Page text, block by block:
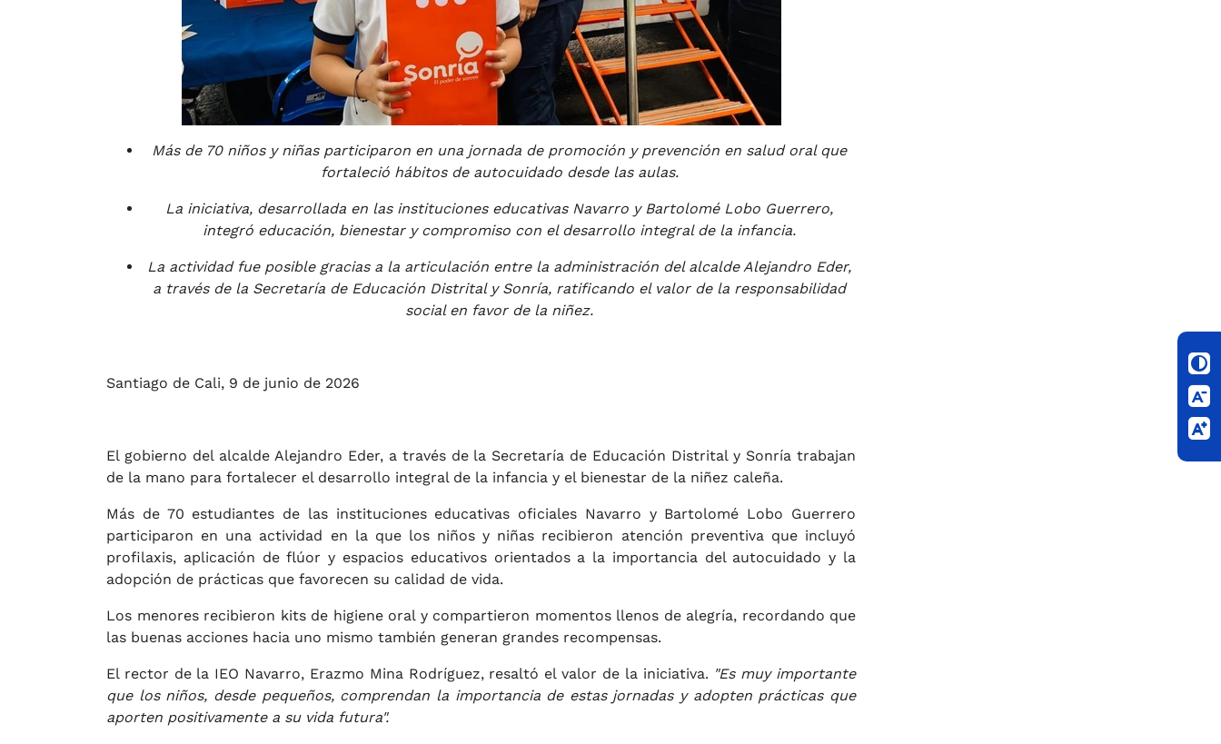
Más de 70 niños y niñas participaron en una jornada de promoción y prevención en salud oral que
fortaleció hábitos de autocuidado desde las aulas.
La iniciativa, desarrollada en las instituciones educativas Navarro y Bartolomé Lobo Guerrero,
integró educación, bienestar y compromiso con el desarrollo integral de la infancia.
La actividad fue posible gracias a la articulación entre la administración del alcalde Alejandro Eder,
a través de la Secretaría de Educación Distrital y Sonría, ratificando el valor de la responsabilidad
social en favor de la niñez.
Santiago de Cali, 9 de junio de 2026
El gobierno del alcalde Alejandro Eder, a través de la Secretaría de Educación Distrital y Sonría trabajan
de la mano para fortalecer el desarrollo integral de la infancia y el bienestar de la niñez caleña.
Más de 70 estudiantes de las instituciones educativas oficiales Navarro y Bartolomé Lobo Guerrero
participaron en una actividad en la que los niños y niñas recibieron atención preventiva que incluyó
profilaxis, aplicación de flúor y espacios educativos orientados a la importancia del autocuidado y la
adopción de prácticas que favorecen su calidad de vida.
Los menores recibieron kits de higiene oral y compartieron momentos llenos de alegría, recordando que
las buenas acciones hacia uno mismo también generan grandes recompensas.
El rector de la IEO Navarro, Erazmo Mina Rodríguez, resaltó el valor de la iniciativa. "Es muy importante
que los niños, desde pequeños, comprendan la importancia de estas jornadas y adopten prácticas que
aporten positivamente a su vida futura".